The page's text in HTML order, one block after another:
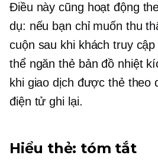
Điều này cũng hoạt động
dụ: nếu bạn chỉ muốn thu
cuộn sau khi khách truy
thể ngăn thẻ bản đồ nhiệt
khi giao dịch được thẻ theo
điện tử ghi lại.
Hiểu thẻ: tóm tắt